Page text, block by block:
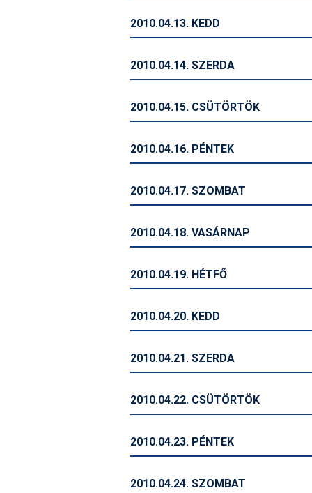
2010.04.13. KEDD
2010.04.14. SZERDA
2010.04.15. CSÜTÖRTÖK
2010.04.16. PÉNTEK
2010.04.17. SZOMBAT
2010.04.18. VASÁRNAP
2010.04.19. HÉTFŐ
2010.04.20. KEDD
2010.04.21. SZERDA
2010.04.22. CSÜTÖRTÖK
2010.04.23. PÉNTEK
2010.04.24. SZOMBAT